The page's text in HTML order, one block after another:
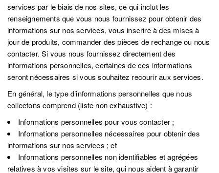
services par le biais de nos sites, ce qui inclut les
renseignements que vous nous fournissez pour obtenir des
informations sur nos services, vous inscrire à des mises à
jour de produits, commander des pièces de rechange ou nous
contacter. Si vous nous fournissez directement des
informations personnelles, certaines de ces informations
seront nécessaires si vous souhaitez recourir aux services.
En général, le type d’informations personnelles que nous
collectons comprend (liste non exhaustive) :
Informations personnelles pour vous contacter ;
Informations personnelles nécessaires pour obtenir des
informations sur nos services ; et
Informations personnelles non identifiables et agrégées
relatives à vos visites sur le site, qui nous aident à garantir